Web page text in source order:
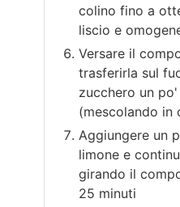
colino fino a
liscio e
Versare il
trasferirla sul
zucchero un
(mescolando in
Aggiungere un
limone e
girando il
25 minuti